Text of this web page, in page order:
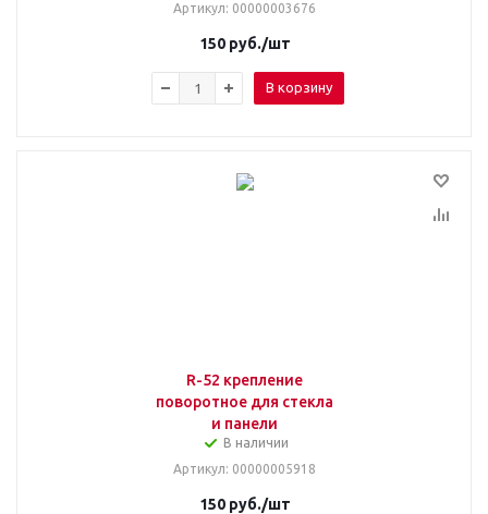
Артикул: 00000003676
150руб./шт
В корзину
R-52 крепление
поворотное для стекла
и панели
В наличии
Артикул: 00000005918
150руб./шт